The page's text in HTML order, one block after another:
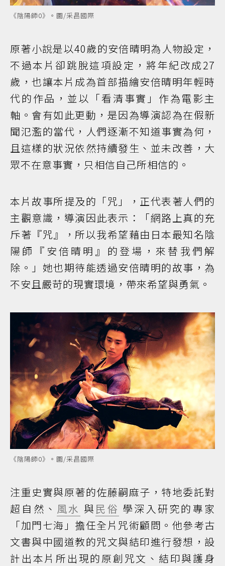
《陰陽師0》。圖/采昌國際
原著小說是以40歲的安倍晴明為人物設定，
不過本片卻跳脫這項設定，將年紀改成27
歲，也讓本片成為首部描繪安倍晴明年輕時
代的作品，並以「看清事實」作為電影主
軸。會有如此更動，是因為導演認為在假新
聞氾濫的當代，人們逐漸不知道事實為何，
且這樣的狀況依然持續發生、並未改善，大
眾不在意事實，只相信自己所相信的。
本片故事所提及的「咒」，正代表著人們的
主觀意識，導演因此表示：「網路上真的充
斥著『咒』，所以我希望藉由日本最知名陰
陽師『安倍晴明』的登場，來替我們解
除。」她也期待能透過安倍晴明的故事，為
不安且嚴苛的現實環境，帶來希望與勇氣。
《陰陽師0》。圖/采昌國際
注重史實與原著的佐藤嗣麻子，特地委託對
超自然、 風水 與 民俗 學深入研究的專家
「加門七海」擔任全片咒術顧問。他參考古
文書與中國道教的咒文與結印進行發想，設
計出本片所出現的原創咒文、結印與護身